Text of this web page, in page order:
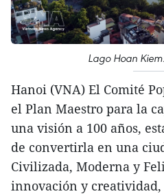
Lago Hoan
Hanoi (VNA) El Comité
el Plan Maestro para la
una visión a 100 años,
de convertirla en una
Civilizada, Moderna y
innovación y